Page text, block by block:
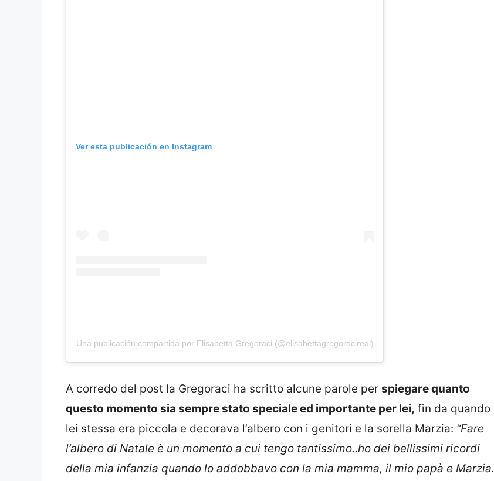
Ver esta publicación en Instagram
Una publicación compartida por Elisabetta Gregoraci (@elisabettagregoracireal)
A corredo del post la Gregoraci ha scritto alcune parole per spiegare quanto
questo momento sia sempre stato speciale ed importante per lei, fin da quando
lei stessa era piccola e decorava l’albero con i genitori e la sorella Marzia: “Fare
l’albero di Natale è un momento a cui tengo tantissimo..ho dei bellissimi ricordi
della mia infanzia quando lo addobbavo con la mia mamma, il mio papà e Marzia.